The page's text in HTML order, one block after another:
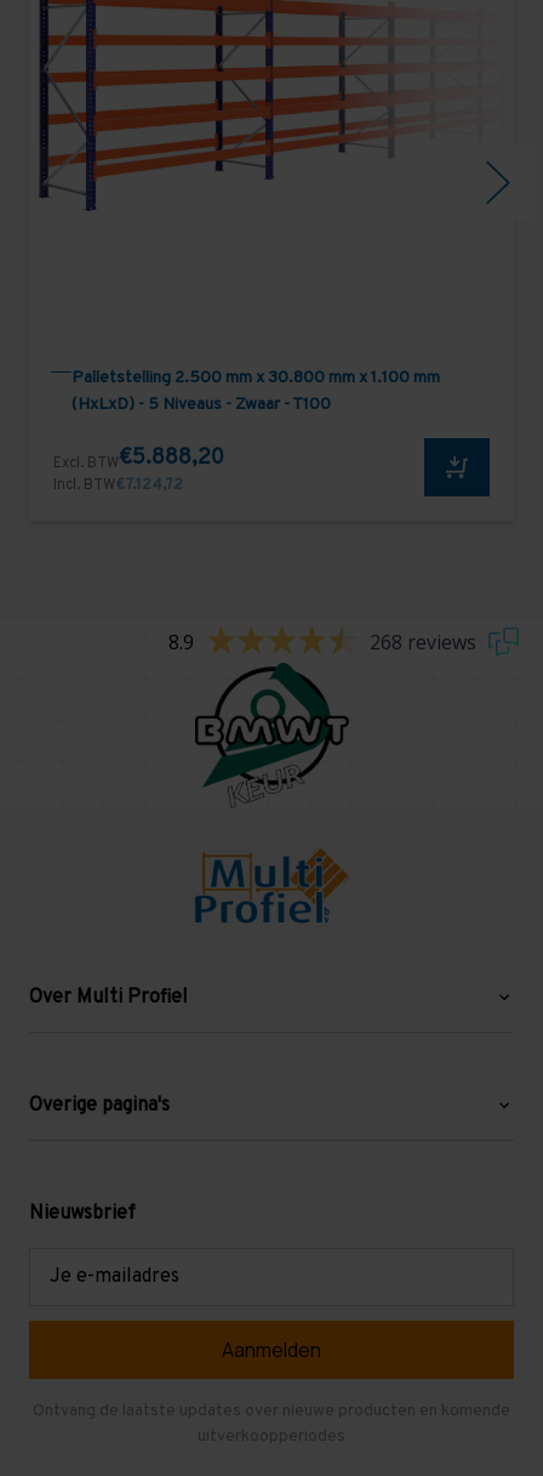
Palletstelling 2.500 mm x 30.800 mm x 1.100 mm
(HxLxD) - 5 Niveaus - Zwaar - T100
Excl. BTW€5.888,20
Incl. BTW€7.124,72
8.9 268 reviews
Over Multi Profiel
Blog
Levering en afhalen
Overige pagina's
Mezzanine
Verdiepingsvloeren
Gebruikte entresolvloeren
Nieuwsbrief
Ontvang de laatste updates over nieuwe producten en komende
uitverkoopperiodes